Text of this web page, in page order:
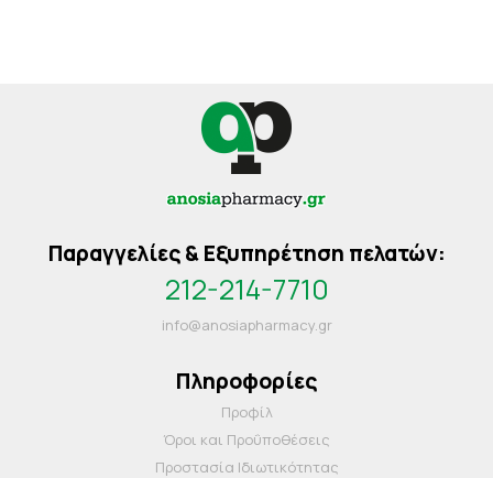
Παραγγελίες & Εξυπηρέτηση πελατών:
212-214-7710
info@anosiapharmacy.gr
Πληροφορίες
Προφίλ
Όροι και Προΰποθέσεις
Προστασία Ιδιωτικότητας